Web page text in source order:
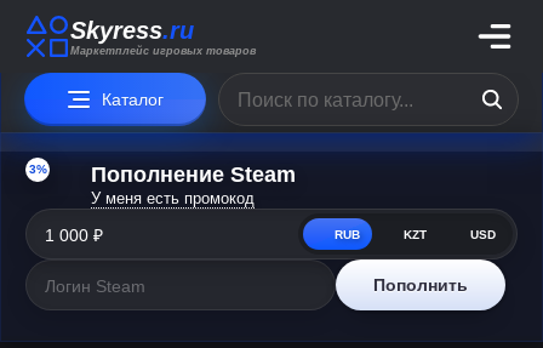
Skyress.ru
Маркетплейс игровых товаров
Каталог
3% Пополнение Steam
У меня есть промокод
RUB KZT USD
Пополнить